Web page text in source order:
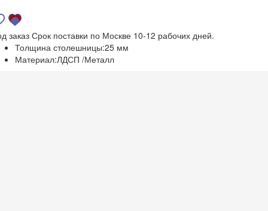
заказ Срок поставки по Москве 10-12 рабочих дней.
Толщина столешницы:25 мм
Материал:ЛДСП /Металл